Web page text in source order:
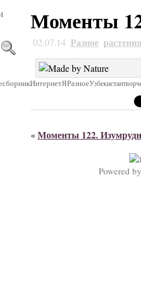
ИнтернетЯРазноеУзбекистан
Моменты
02.07.14 Разное
«Моменты 122.
Powered